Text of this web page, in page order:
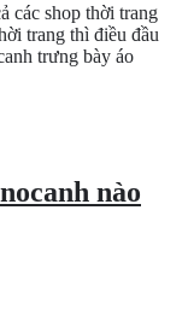
các shop thời trang
trang thì điều đầu
trưng bày áo
nào